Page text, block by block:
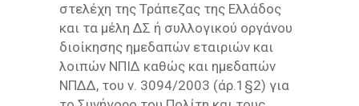
στελέχη της Τράπεζας της Ελλάδος
και τα μέλη ΔΣ ή συλλογικού οργάνου
διοίκησης ημεδαπών εταιριών και
λοιπών ΝΠΙΔ καθώς και ημεδαπών
ΝΠΔΔ, του ν. 3094/2003 (άρ.1§2) για